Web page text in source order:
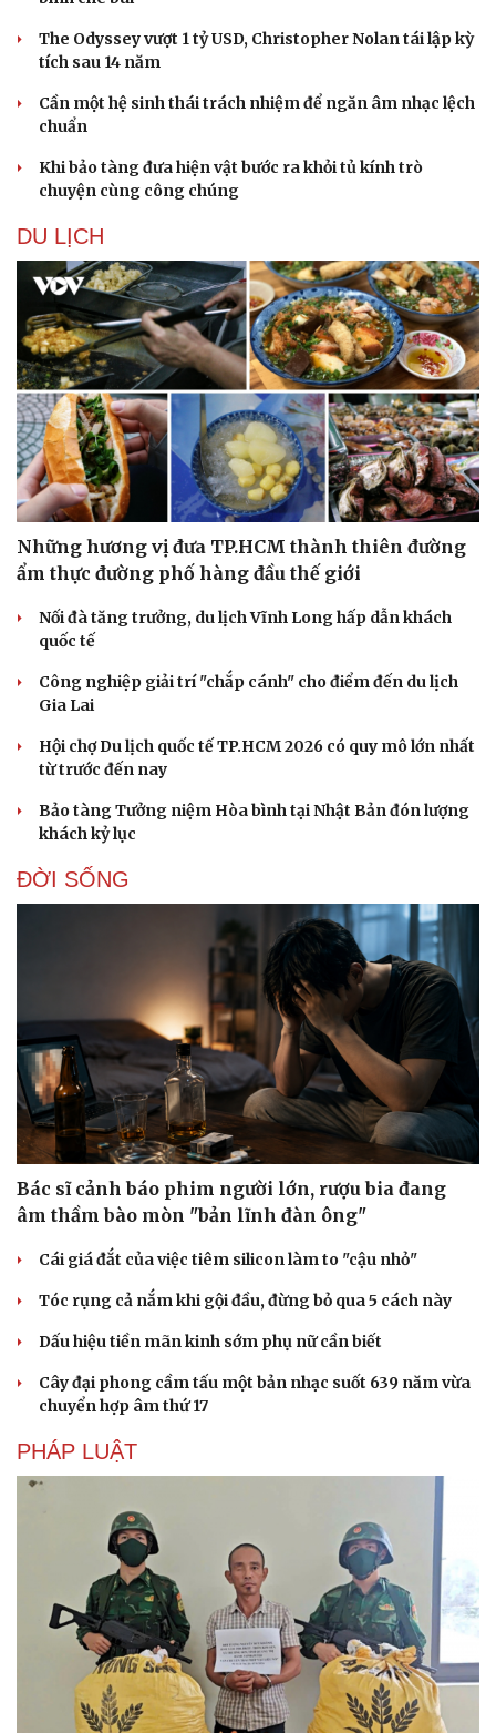
The Odyssey vượt 1 tỷ USD, Christopher Nolan tái lập kỳ
tích sau 14 năm
Cần một hệ sinh thái trách nhiệm để ngăn âm nhạc lệch
chuẩn
Khi bảo tàng đưa hiện vật bước ra khỏi tủ kính trò
chuyện cùng công chúng
DU LỊCH
Những hương vị đưa TP.HCM thành thiên đường
ẩm thực đường phố hàng đầu thế giới
Nối đà tăng trưởng, du lịch Vĩnh Long hấp dẫn khách
quốc tế
Công nghiệp giải trí "chắp cánh" cho điểm đến du lịch
Gia Lai
Hội chợ Du lịch quốc tế TP.HCM 2026 có quy mô lớn nhất
từ trước đến nay
Bảo tàng Tưởng niệm Hòa bình tại Nhật Bản đón lượng
khách kỷ lục
ĐỜI SỐNG
Bác sĩ cảnh báo phim người lớn, rượu bia đang
âm thầm bào mòn "bản lĩnh đàn ông"
Cái giá đắt của việc tiêm silicon làm to "cậu nhỏ"
Tóc rụng cả nắm khi gội đầu, đừng bỏ qua 5 cách này
Dấu hiệu tiền mãn kinh sớm phụ nữ cần biết
Cây đại phong cầm tấu một bản nhạc suốt 639 năm vừa
chuyển hợp âm thứ 17
PHÁP LUẬT